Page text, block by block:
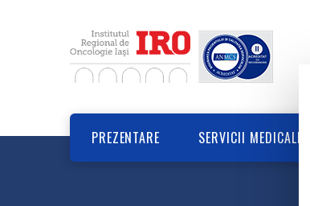
PREZENTARE SERVICII MEDICALE